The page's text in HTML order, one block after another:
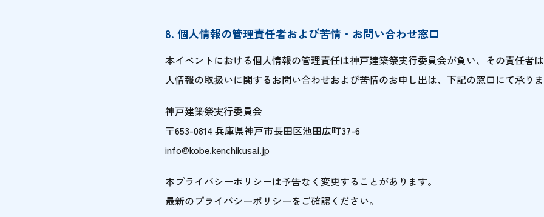
8. 個人情報の管理責任者および苦情・お問い合わせ窓口
本イベントにおける個人情報の管理責任は神戸建築祭実行委員会が負い、その責任者
人情報の取扱いに関するお問い合わせおよび苦情のお申し出は、下記の窓口にて承りま
神戸建築祭実行委員会
〒653-0814 兵庫県神戸市長田区池田広町37-6
info@kobe.kenchikusai.jp
本プライバシーポリシーは予告なく変更することがあります。
最新のプライバシーポリシーをご確認ください。